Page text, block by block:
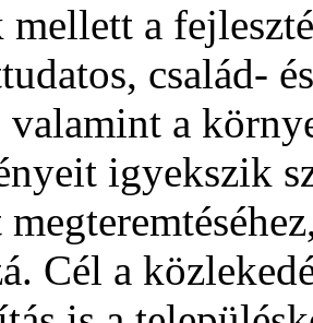
a
család-
a
igyekszik
Cél a